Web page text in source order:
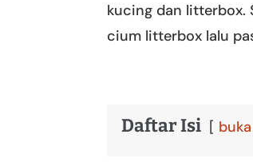
kucing dan litterbox.
cium litterbox lalu
Daftar Isi buka